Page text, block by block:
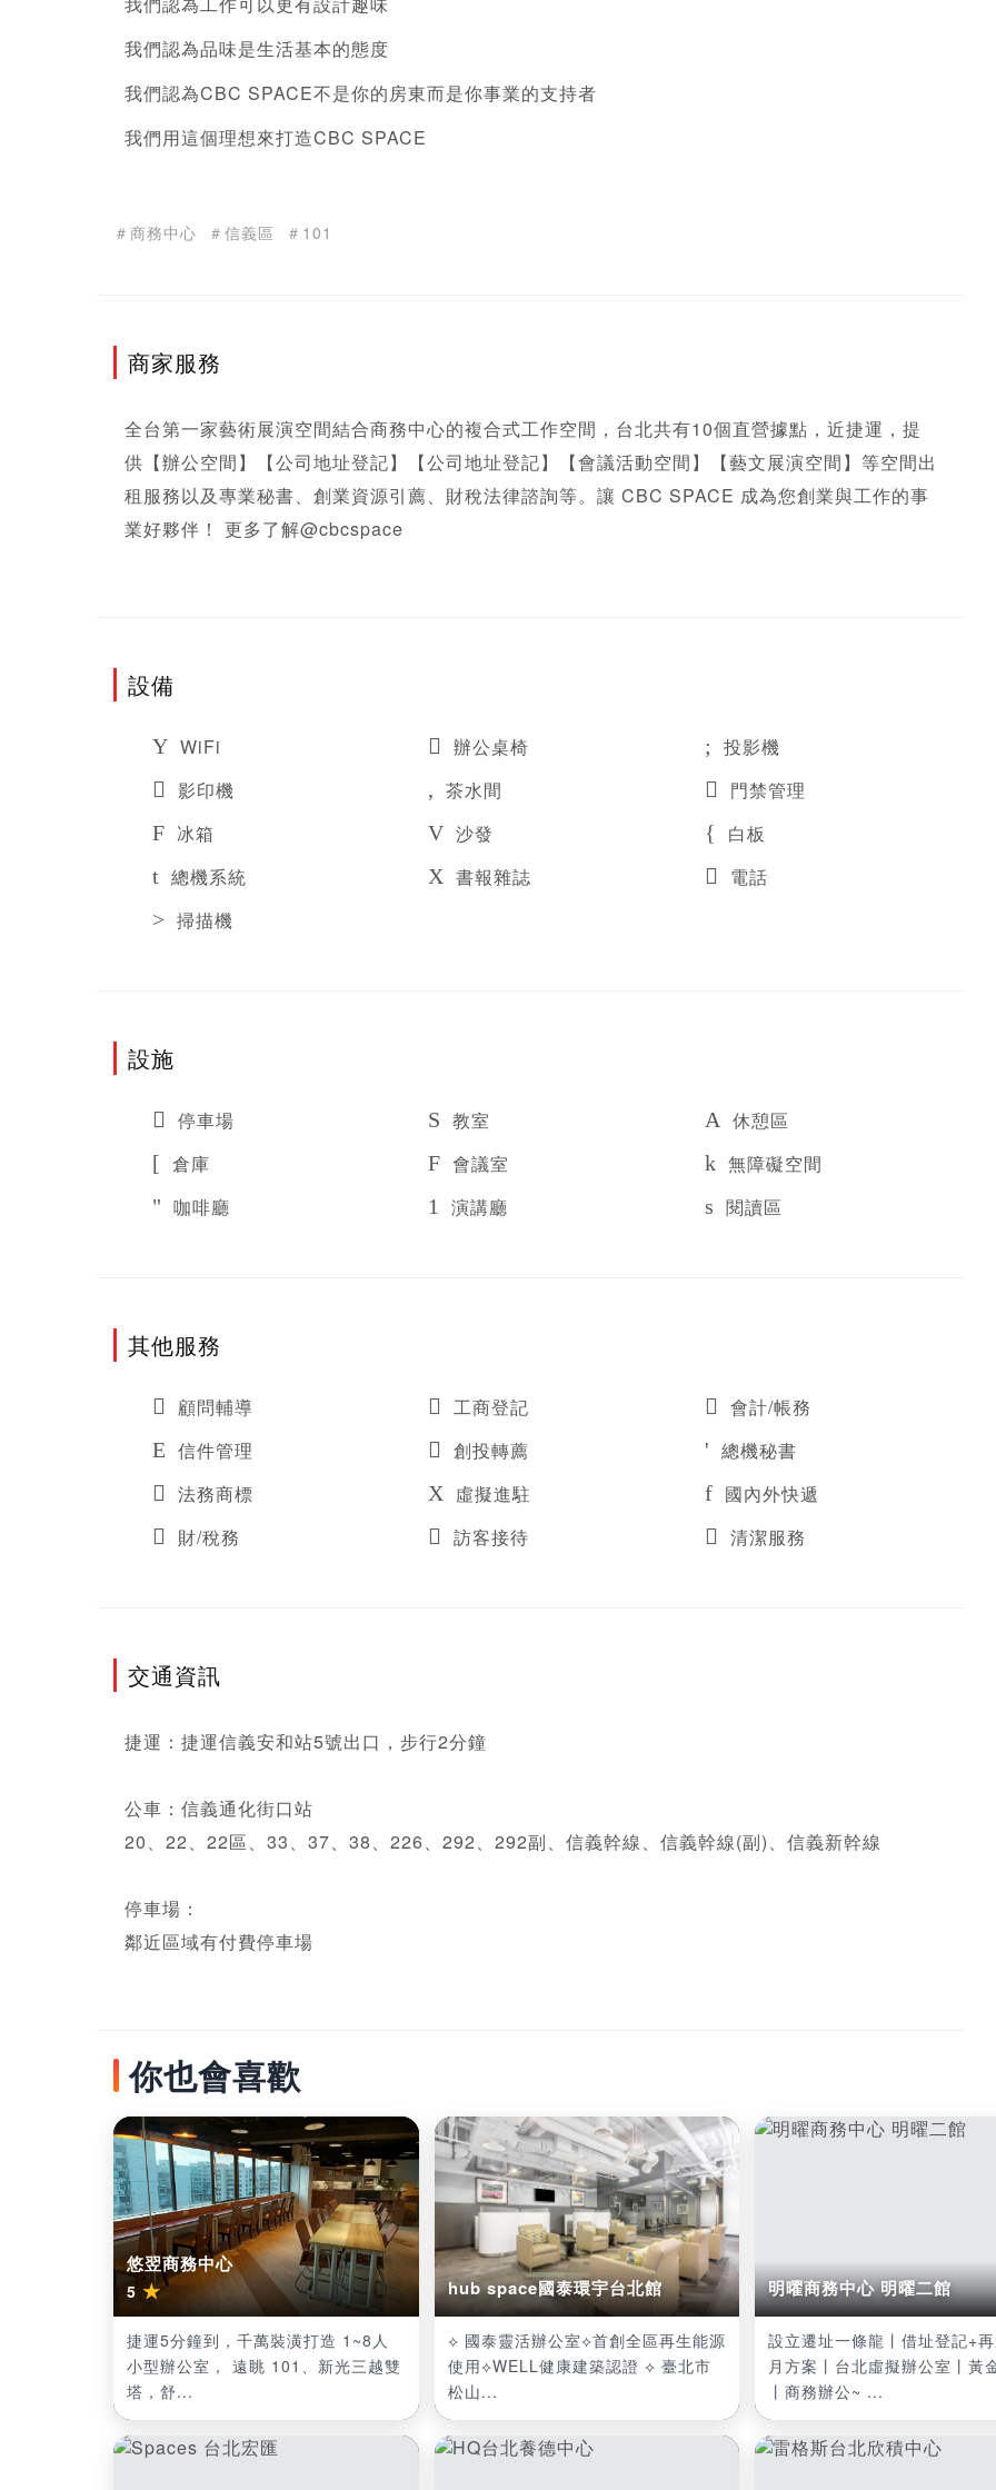
我們認為品味是生活基本的態度
我們認為CBC SPACE不是你的房東而是你事業的支持者
我們用這個理想來打造CBC SPACE
＃商務中心 ＃信義區 ＃101
商家服務
全台第一家藝術展演空間結合商務中心的複合式工作空間，台北共有10個直營據點，近捷運，提
供【辦公空間】【公司地址登記】【公司地址登記】【會議活動空間】【藝文展演空間】等空間出
租服務以及專業秘書、創業資源引薦、財稅法律諮詢等。讓 CBC SPACE 成為您創業與工作的事
業好夥伴！ 更多了解@cbcspace
設備
WiFi 辦公桌椅
投影機
影印機
茶水間
門禁管理
冰箱
沙發
白板
總機系統
書報雜誌
電話
掃描機
設施
停車場 教室
休憩區
倉庫
會議室
無障礙空間
咖啡廳
演講廳 閱讀區
其他服務
顧問輔導 工商登記
會計/帳務
信件管理
創投轉薦
總機秘書
法務商標
虛擬進駐
國內外快遞
財/稅務
訪客接待 清潔服務
交通資訊
捷運：捷運信義安和站5號出口，步行2分鐘
公車：信義通化街口站
20、22、22區、33、37、38、226、292、292副、信義幹線、信義幹線(副)、信義新幹線
停車場：
鄰近區域有付費停車場
你也會喜歡
悠翌商務中心
5 ★
捷運5分鐘到，千萬裝潢打造 1~8人
小型辦公室， 遠眺 101、新光三越雙
塔，舒...
hub space國泰環宇台北館
⟡ 國泰靈活辦公室⟡首創全區再生能源
使用⟡WELL健康建築認證 ⟡ 臺北市
松山...
明曜商務中心 明曜二館
設立遷址一條龍丨借址登記+
月方案丨台北虛擬辦公室丨黃
丨商務辦公~ ...